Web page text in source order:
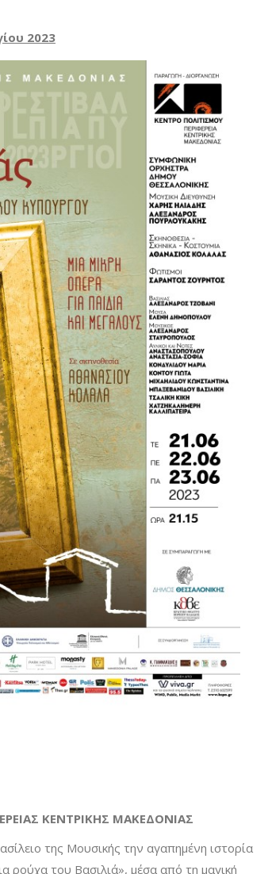
2023
ΚΕΝΤΡΙΚΗΣ ΜΑΚΕΔΟΝΙΑΣ
της Μουσικής την αγαπημένη ιστορία
ρούχα του Βασιλιά», μέσα από τη μαγική